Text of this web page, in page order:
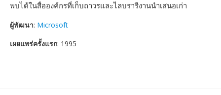
พบได้ในสื่อองค์กรที่เก็บถาวรและไลบรารีงานนำเสนอเก่า
ผู้พัฒนา: Microsoft
เผยแพร่ครั้งแรก: 1995